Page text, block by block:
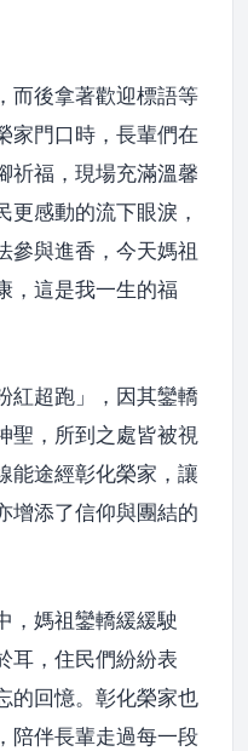
而後拿著歡迎標語等
家門口時，長輩們在
祈福，現場充滿溫馨
更感動的流下眼淚，
參與進香，今天媽祖
，這是我一生的福
紅超跑」，因其鑾轎
聖，所到之處皆被視
能途經彰化榮家，讓
增添了信仰與團結的
，媽祖鑾轎緩緩駛
耳，住民們紛紛表
的回憶。彰化榮家也
陪伴長輩走過每一段